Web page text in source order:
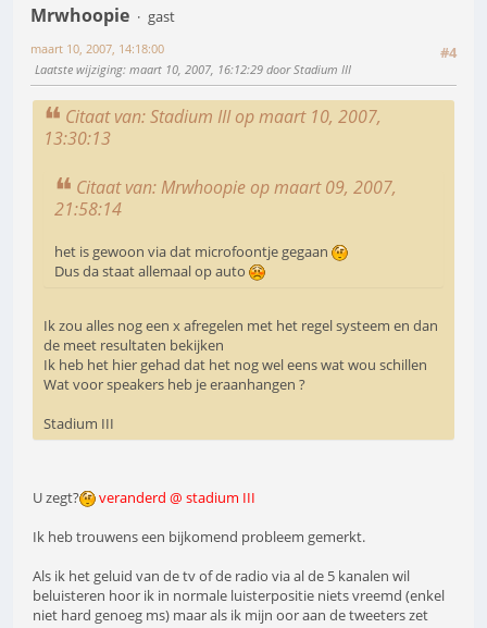
Mrwhoopie
gast
#4
maart 10, 2007, 14:18:00
Laatste wijziging: maart 10, 2007, 16:12:29 door Stadium III
Citaat van: Stadium III op maart 10, 2007,
13:30:13
Citaat van: Mrwhoopie op maart 09, 2007,
21:58:14
het is gewoon via dat microfoontje gegaan
Dus da staat allemaal op auto
Ik zou alles nog een x afregelen met het regel systeem en dan
de meet resultaten bekijken
Ik heb het hier gehad dat het nog wel eens wat wou schillen
Wat voor speakers heb je eraanhangen ?
Stadium III
U zegt?
veranderd @ stadium III
Ik heb trouwens een bijkomend probleem gemerkt.
Als ik het geluid van de tv of de radio via al de 5 kanalen wil
beluisteren hoor ik in normale luisterpositie niets vreemd (enkel
niet hard genoeg ms) maar als ik mijn oor aan de tweeters zet